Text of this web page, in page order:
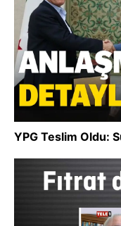
YPG Teslim Oldu: